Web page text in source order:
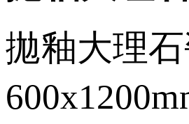
拋釉大理石